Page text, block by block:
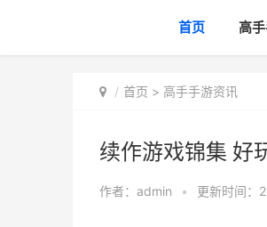
首页 高
首页 > 高手手游资讯
续作游戏锦集 好
作者： admin • 更新时间：